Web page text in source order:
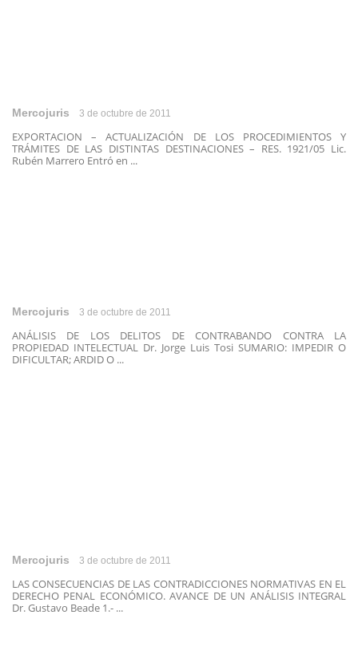
Mercojuris 3 de octubre de 2011
EXPORTACION – ACTUALIZACIÓN DE LOS PROCEDIMIENTOS Y
TRÁMITES DE LAS DISTINTAS DESTINACIONES – RES. 1921/05 Lic.
Rubén Marrero Entró en ...
Mercojuris 3 de octubre de 2011
ANÁLISIS DE LOS DELITOS DE CONTRABANDO CONTRA LA
PROPIEDAD INTELECTUAL Dr. Jorge Luis Tosi SUMARIO: IMPEDIR O
DIFICULTAR; ARDID O ...
Mercojuris 3 de octubre de 2011
LAS CONSECUENCIAS DE LAS CONTRADICCIONES NORMATIVAS EN EL
DERECHO PENAL ECONÓMICO. AVANCE DE UN ANÁLISIS INTEGRAL
Dr. Gustavo Beade 1.- ...